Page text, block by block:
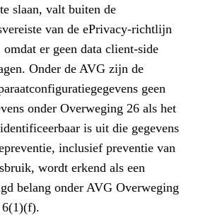
slaan, valt buiten de
van de ePrivacy-richtlijn
er geen data client-side
Onder de AVG zijn de
geen
onder Overweging 26 als het
is uit die gegevens
inclusief preventie van
wordt erkend als een
belang onder AVG Overweging